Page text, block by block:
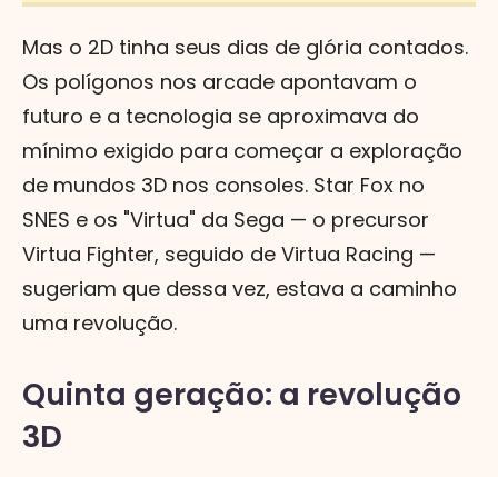
Mas o 2D tinha seus dias de glória contados.
Os polígonos nos arcade apontavam o
futuro e a tecnologia se aproximava do
mínimo exigido para começar a exploração
de mundos 3D nos consoles. Star Fox no
SNES e os "Virtua" da Sega — o precursor
Virtua Fighter, seguido de Virtua Racing —
sugeriam que dessa vez, estava a caminho
uma revolução.
Quinta geração: a revolução
3D